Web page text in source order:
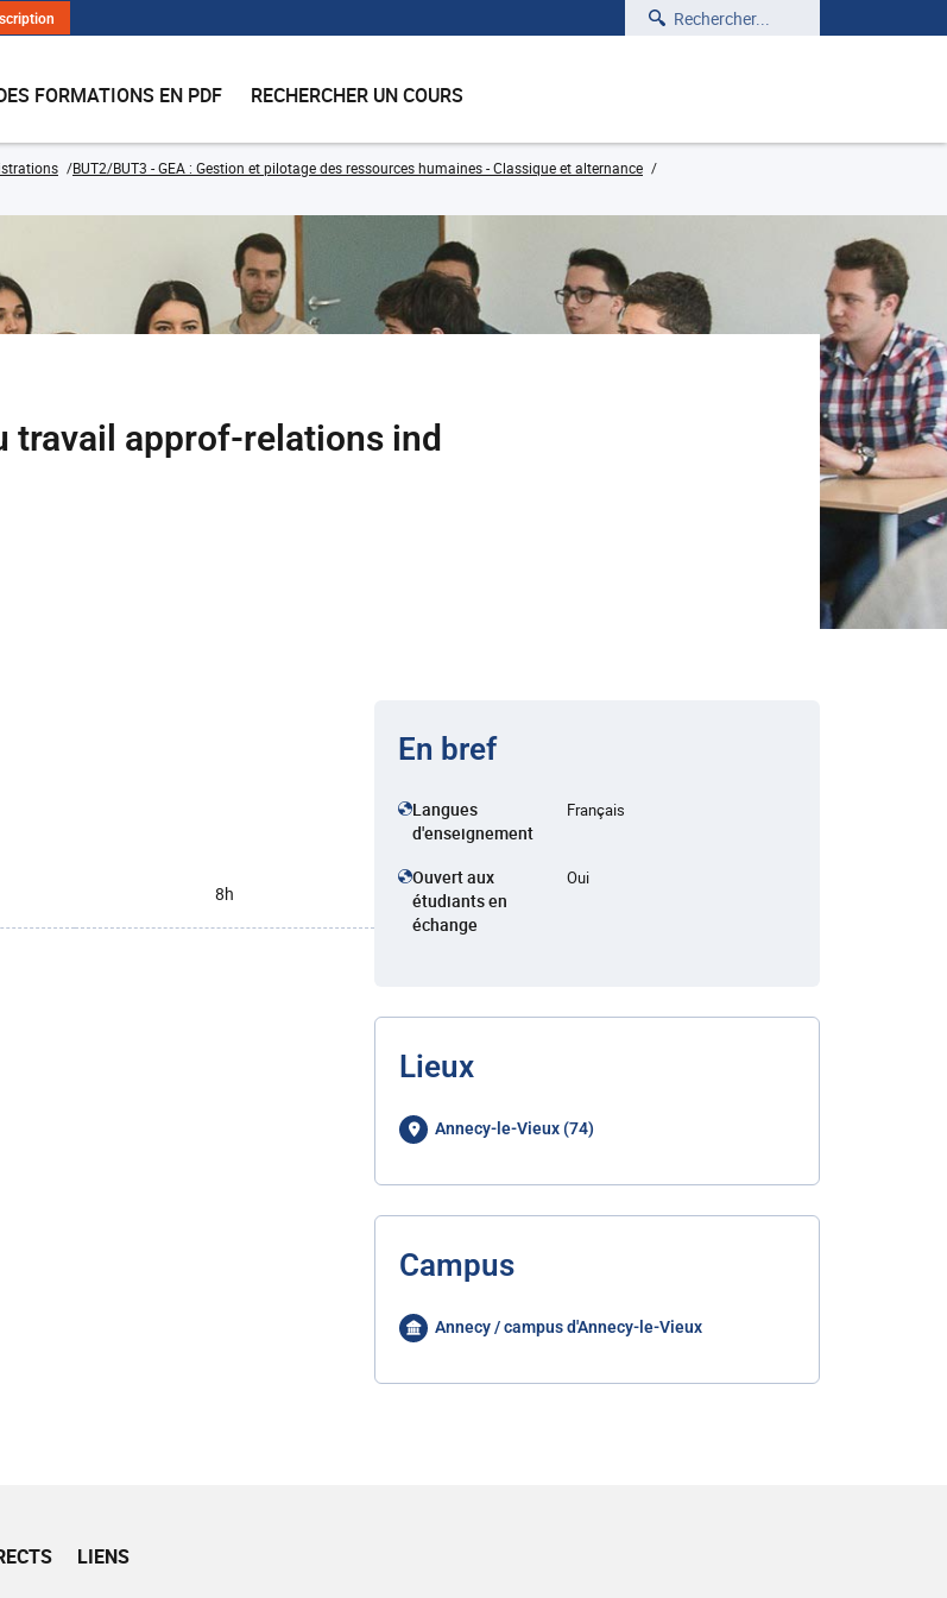
Rechercher
FORMATIONS EN PDF RECHERCHER UN COURS
BUT2/BUT3 - GEA : Gestion et pilotage des ressources humaines - Classique et alternance
travail approf-relations ind
8h
En bref
Langues
d'enseignement
Français
Ouvert aux
étudiants en
échange
Oui
Lieux
Annecy-le-Vieux (74)
Campus
Annecy / campus d'Annecy-le-Vieux
LIENS